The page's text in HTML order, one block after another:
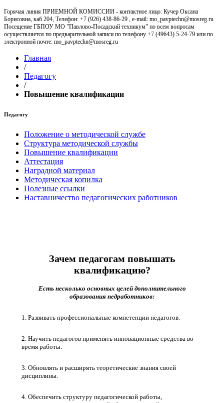
Горячая линия ПРИЕМНОЙ КОМИССИИ - контактное лицо: Кучер Оксана
Борисовна, каб 204, Телефон: +7 (926) 438-86-29 , e-mail: mo_pavptechn@mosreg.ru
Посещение ГБПОУ МО "Павлово-Посадский техникум" по всем вопросам
осуществляется по предварительной записи по телефону +7 (49643) 5-24-79 или по
электронной почте: mo_pavptechn@mosreg.ru
Главная
/
Педагогу
/
Повышение квалификации
Педагогу
Положение о методической службе
Структура методической службы
Повышение квалификации
Аттестация
Наградной материал
Методическая копилка
Полезные ссылки
Наставничество педагогических работников
Зачем педагогам повышать
квалификацию?
Есть несколько основных целей дополнительного
образования педработников:
1. Развивать профессиональные компетенции педагогов.
2. Научить педагогов применять инновационные средства во
время работы.
3. Обновлять и расширять теоретические знания своей
дисциплины.
4. Обеспечить структуру педагогической работы,